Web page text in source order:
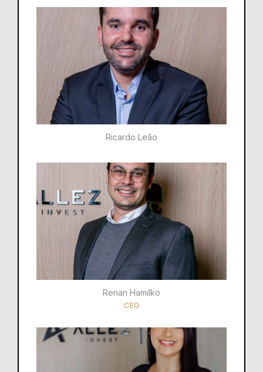
Ricardo Leão​
Renan Hamilko​
CEO